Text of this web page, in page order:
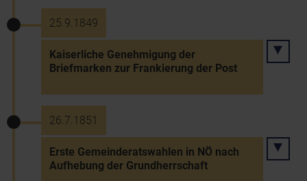
25.9.1849
Kaiserliche Genehmigung der
Briefmarken zur Frankierung der Post
26.7.1851
Erste Gemeinderatswahlen in NÖ nach
Aufhebung der Grundherrschaft